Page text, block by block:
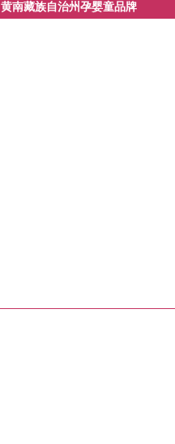
黄南藏族自治州孕婴童品牌